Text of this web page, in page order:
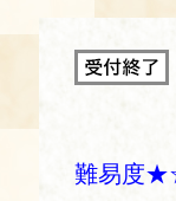
難易度